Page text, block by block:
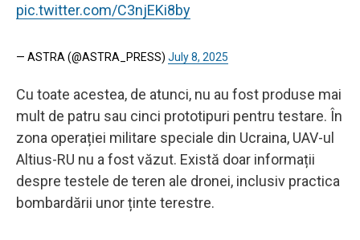
pic.twitter.com/C3njEKi8by
— ASTRA (@ASTRA_PRESS) July 8, 2025
Cu toate acestea, de atunci, nu au fost produse mai
mult de patru sau cinci prototipuri pentru testare. În
zona operației militare speciale din Ucraina, UAV-ul
Altius-RU nu a fost văzut. Există doar informații
despre testele de teren ale dronei, inclusiv practica
bombardării unor ținte terestre.